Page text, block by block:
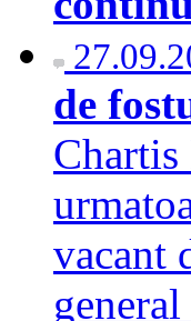
de
Chartis
vacant